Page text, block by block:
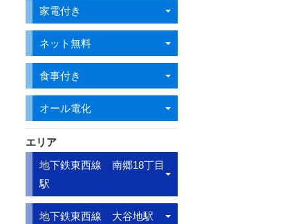
家電付き
ネット無料
食事付き
オール電化
エリア
地下鉄東西線 南郷18丁目
駅
地下鉄東西線 大谷地駅